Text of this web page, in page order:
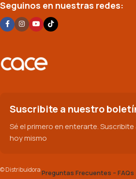
Seguinos en nuestras redes:
Suscribite a nuestro
Sé el primero en enterarte.
hoy mismo
© DistribuidoraPreguntas Frecuentes – FAQs